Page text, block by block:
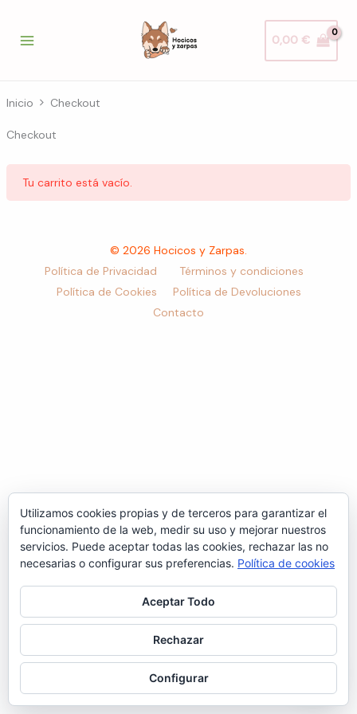
0,00 €
Inicio Checkout
Checkout
Tu carrito está vacío.
© 2026 Hocicos y Zarpas.
Política de Privacidad
Términos y condiciones
Política de Cookies Política de Devoluciones
Contacto
Utilizamos cookies propias y de terceros para garantizar el
funcionamiento de la web, medir su uso y mejorar nuestros
servicios. Puede aceptar todas las cookies, rechazar las no
necesarias o configurar sus preferencias. Política de cookies
Aceptar Todo
Rechazar
Configurar